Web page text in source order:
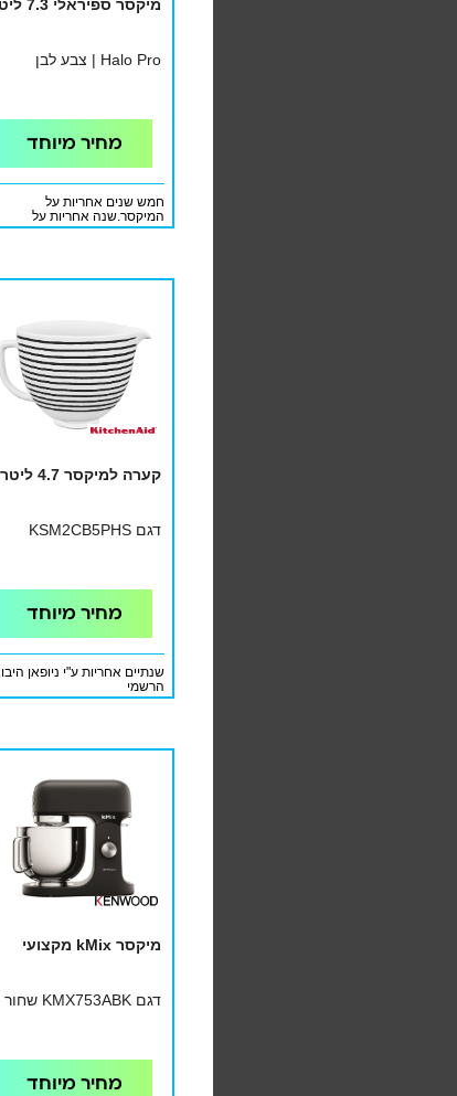
מיקסר ספיראלי 7.3 ליטר
Halo Pro | צבע לבן
מחיר מיוחד
חמש שנים אחריות על
המיקסר.שנה אחריות על
האביזרים המצורפים.האחריות
קערה למיקסר 4.7 ליטר
דגם KSM2CB5PHS
מחיר מיוחד
שנתיים אחריות ע"י ניופאן
הרשמי
מיקסר kMix מקצועי
דגם KMX753ABK שחור
מחיר מיוחד